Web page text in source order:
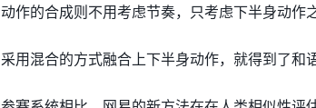
作的合成则不用考虑节奏，只考虑下半身动作
用混合的方式融合上下半身动作，就得到了和